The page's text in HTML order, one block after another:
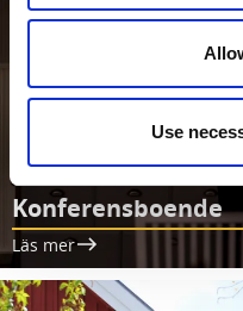
Use
Konferensboende
Läs mer